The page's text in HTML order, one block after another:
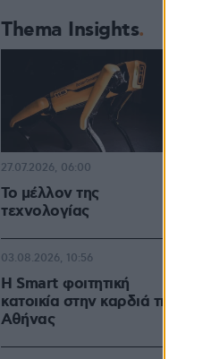
Thema Insights
Το μέλλον της
τεχνολογίας
27.07.2026, 06:00
Η Smart φοιτητική
κατοικία στην καρδιά της
Αθήνας
03.08.2026, 10:56